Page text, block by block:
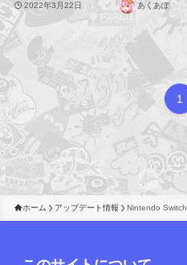
2022年3月22日 あくあぽ
1
ホーム アップデート情報 Nintendo Switch